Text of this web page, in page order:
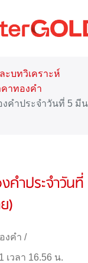
ะบทวิเคราะห์
าทองคำ
คำประจำวันที่ 5 มี
คำประจำวัน
)
งคำ /
วลา 16.56 น.